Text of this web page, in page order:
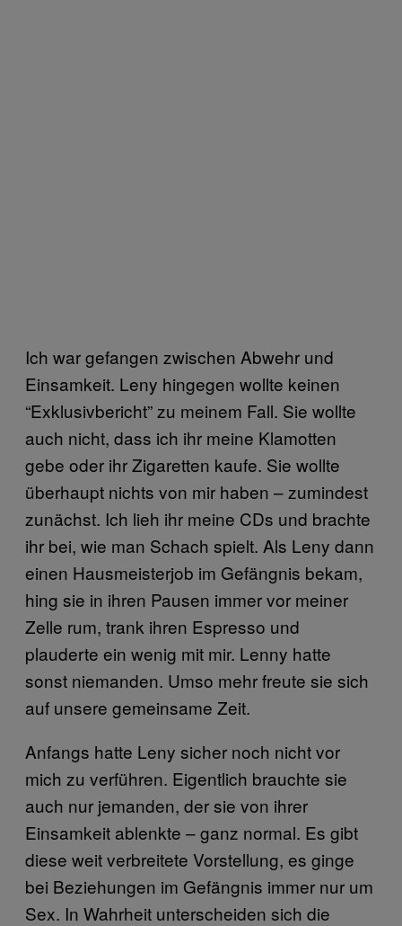
Ich war gefangen zwischen Abwehr und
Einsamkeit. Leny hingegen wollte keinen
“Exklusivbericht” zu meinem Fall. Sie wollte
auch nicht, dass ich ihr meine Klamotten
gebe oder ihr Zigaretten kaufe. Sie wollte
überhaupt nichts von mir haben – zumindest
zunächst. Ich lieh ihr meine CDs und brachte
ihr bei, wie man Schach spielt. Als Leny dann
einen Hausmeisterjob im Gefängnis bekam,
hing sie in ihren Pausen immer vor meiner
Zelle rum, trank ihren Espresso und
plauderte ein wenig mit mir. Lenny hatte
sonst niemanden. Umso mehr freute sie sich
auf unsere gemeinsame Zeit.
Anfangs hatte Leny sicher noch nicht vor
mich zu verführen. Eigentlich brauchte sie
auch nur jemanden, der sie von ihrer
Einsamkeit ablenkte – ganz normal. Es gibt
diese weit verbreitete Vorstellung, es ginge
bei Beziehungen im Gefängnis immer nur um
Sex. In Wahrheit unterscheiden sich die